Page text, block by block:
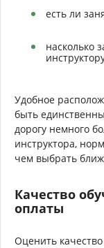
есть ли
насколько
Удобное
быть
дорогу немного
инструктора,
чем выбрать
Качество
оплаты
Оценить